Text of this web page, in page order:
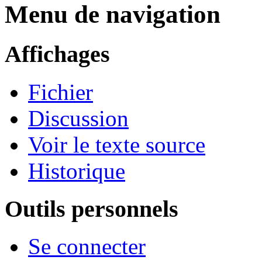
Menu de navigation
Affichages
Fichier
Discussion
Voir le texte source
Historique
Outils personnels
Se connecter